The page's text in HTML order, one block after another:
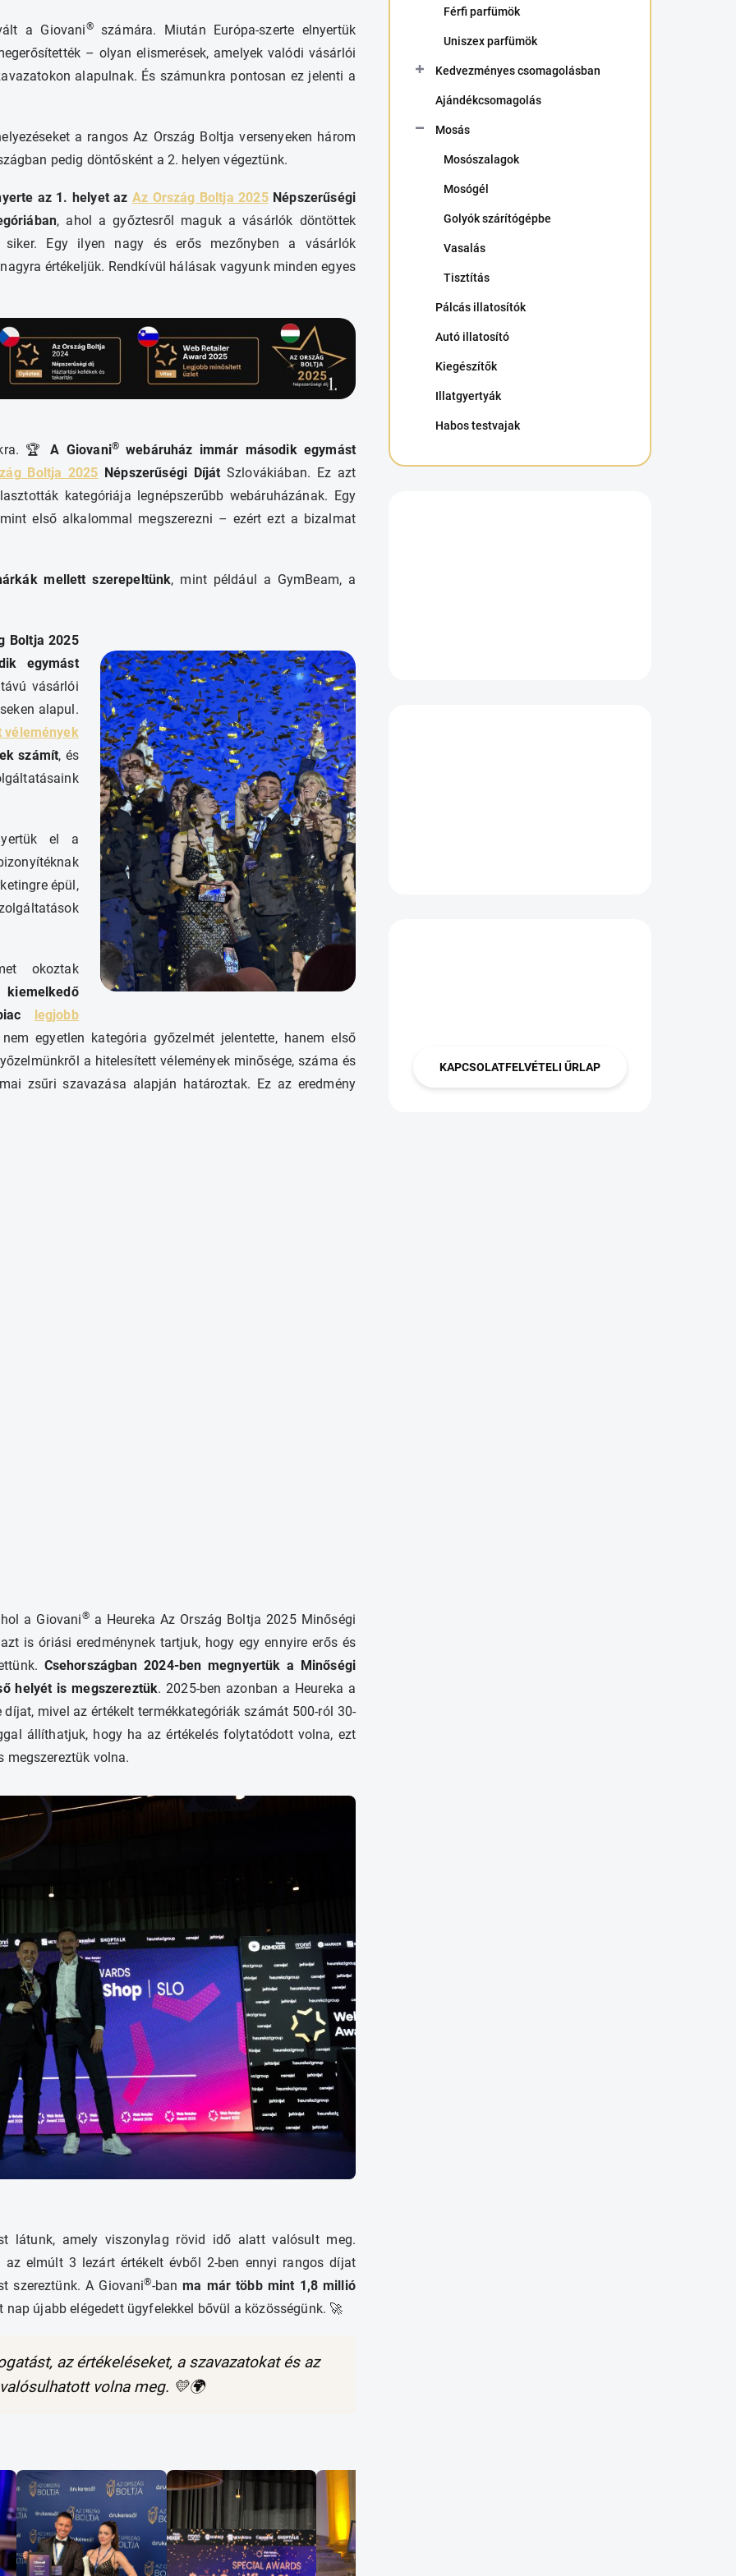
Férfi parfümök
Uniszex parfümök
Kedvezményes csomagolásban
Ajándékcsomagolás
Mosás
Mosószalagok
Mosógél
Golyók szárítógépbe
Vasalás
Tisztítás
Pálcás illatosítók
Autó illatosító
Kiegészítők
Illatgyertyák
Habos testvajak
KAPCSOLATFELVÉTELI ŰRLAP
a Giovani®számára. Miután Európa-szerte elnyertük
– olyan elismerések, amelyek valódi vásárlói
alapulnak. És számunkra pontosan ez jelenti a
a rangos Az Ország Boltja versenyeken három
pedig döntősként a 2. helyen végeztünk.
az 1. helyet az Az Ország Boltja 2025Népszerűségi
, ahol a győztesről maguk a vásárlók döntöttek
Egy ilyen nagy és erős mezőnyben a vásárlók
értékeljük. Rendkívül hálásak vagyunk minden egyes
🏆A Giovani® webáruház immár második egymást
Boltja 2025 Népszerűségi Díját Szlovákiában. Ez azt
kategóriája legnépszerűbb webáruházának. Egy
első alkalommal megszerezni – ezért ezt a bizalmat
mellett szerepeltünk, mint például a GymBeam, a
Boltja 2025
egymást
vásárlói
alapul.
vélemények
számít, és
el a
épül,
okoztak
legjobb
egyetlen kategória győzelmét jelentette, hanem első
a hitelesített vélemények minősége, száma és
zsűri szavazása alapján határoztak. Ez az eredmény
a Giovani®a Heureka Az Ország Boltja 2025 Minőségi
is óriási eredménynek tartjuk, hogy egy ennyire erős és
Csehországban 2024-ben megnyertük a Minőségi
helyét is megszereztük. 2025-ben azonban a Heureka a
mivel az értékelt termékkategóriák számát 500-ról 30-
állíthatjuk, hogy ha az értékelés folytatódott volna, ezt
megszereztük volna.
látunk, amely viszonylag rövid idő alatt valósult meg.
elmúlt 3 lezárt értékelt évből 2-ben ennyi rangos díjat
szereztünk. A Giovani®-banma már több mint 1,8 millió
nap újabb elégedett ügyfelekkel bővül a közösségünk. 🚀
az értékeléseket, a szavazatokat és az
volna meg. 💛🌍